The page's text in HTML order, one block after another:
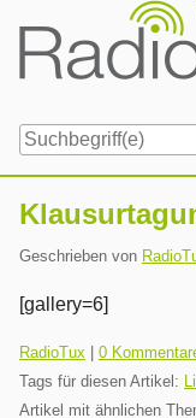
content
Geschrieben von
[gallery=6]
Kategorien:
RadioTux 0
Tags für diesen Artikel:
Artikel mit ähnlichen